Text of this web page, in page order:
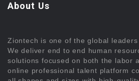
About Us
Ziontech is one of the global
We deliver end to end human
solutions focused on both the labor
online professional talent platform